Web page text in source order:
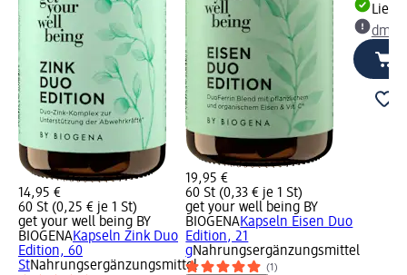
14,95 €
60 St (0,25 € je 1 St)
get your well being BY
BIOGENAKapseln Zink Duo
Edition, 60
StNahrungsergänzungsmittel
19,95 €
60 St (0,33 € je 1 St)
get your well being BY
BIOGENAKapseln Eisen Duo
Edition, 21
gNahrungsergänzungsmittel
(1)
dm